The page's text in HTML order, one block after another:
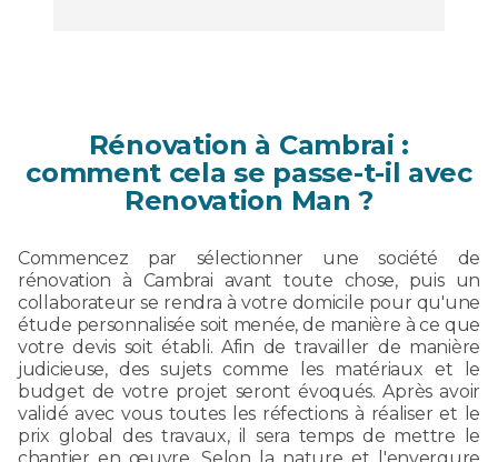
Rénovation à Cambrai :
comment cela se passe-t-il avec
Renovation Man ?
Commencez par sélectionner une société de
rénovation à Cambrai avant toute chose, puis un
collaborateur se rendra à votre domicile pour qu'une
étude personnalisée soit menée, de manière à ce que
votre devis soit établi. Afin de travailler de manière
judicieuse, des sujets comme les matériaux et le
budget de votre projet seront évoqués. Après avoir
validé avec vous toutes les réfections à réaliser et le
prix global des travaux, il sera temps de mettre le
chantier en œuvre. Selon la nature et l'envergure